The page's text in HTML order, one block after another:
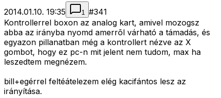
2014.01.10. 19:35 1 #341
Kontrollerrel boxon az analog kart, amivel mozogsz
abba az irányba nyomd amerrõl várható a támadás, és
egyazon pillanatban még a kontrollert nézve az X
gombot, hogy ez pc-n mit jelent nem tudom, max ha
leszedtem megnézem.
bill+egérrel feltéátelezem elég kacifántos lesz az
irányítása.